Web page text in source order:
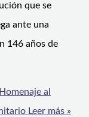
que se
ante una
146 años de
al
Leer más »